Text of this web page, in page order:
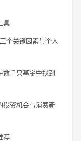
具
个关键因素与个人
数千只基金中找到
投资机会与消费新
荐